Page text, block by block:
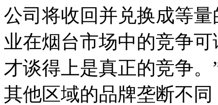
公司将收回并兑换成等
业在烟台市场中的竞争
才谈得上是真正的竞争
其他区域的品牌垄断不